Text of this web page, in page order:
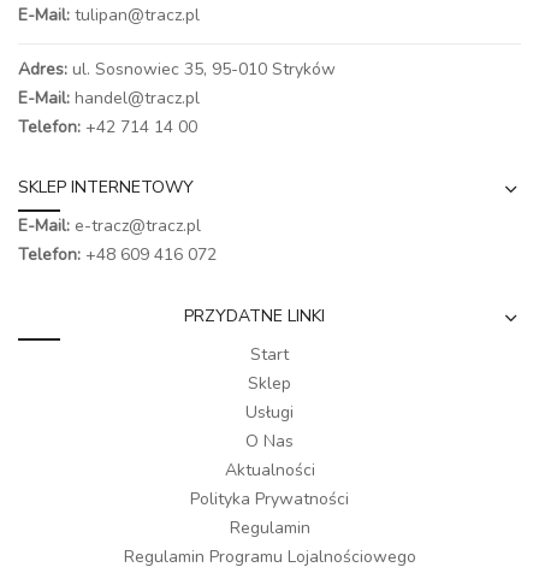
E-Mail: tulipan@tracz.pl
Adres: ul. Sosnowiec 35, 95-010 Stryków
E-Mail: handel@tracz.pl
Telefon: +42 714 14 00
SKLEP INTERNETOWY
E-Mail: e-tracz@tracz.pl
Telefon: +48 609 416 072
PRZYDATNE LINKI
Start
Sklep
Usługi
O Nas
Aktualności
Polityka Prywatności
Regulamin
Regulamin Programu Lojalnościowego